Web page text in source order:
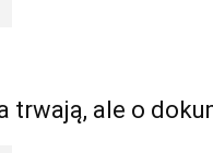
trwają, ale o